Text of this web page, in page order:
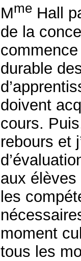
Mme Hall
de la
durable
doivent
cours.
rebours et
aux élèves
les
moment
tous les